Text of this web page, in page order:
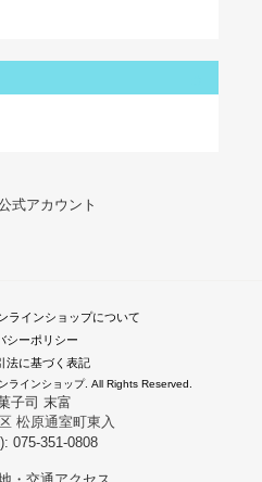
インショップについて
シーポリシー
法に基づく表記
インショップ. All Rights Reserved.
松原通室町東入
075-351-0808